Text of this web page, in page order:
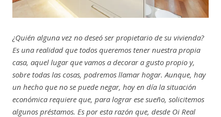
¿Quién alguna vez no deseó ser propietario de su vivienda?
Es una realidad que todos queremos tener nuestra propia
casa, aquel lugar que vamos a decorar a gusto propio y,
sobre todas las cosas, podremos llamar hogar. Aunque, hay
un hecho que no se puede negar, hoy en día la situación
económica requiere que, para lograr ese sueño, solicitemos
algunos préstamos. Es por esta razón que, desde Oi Real